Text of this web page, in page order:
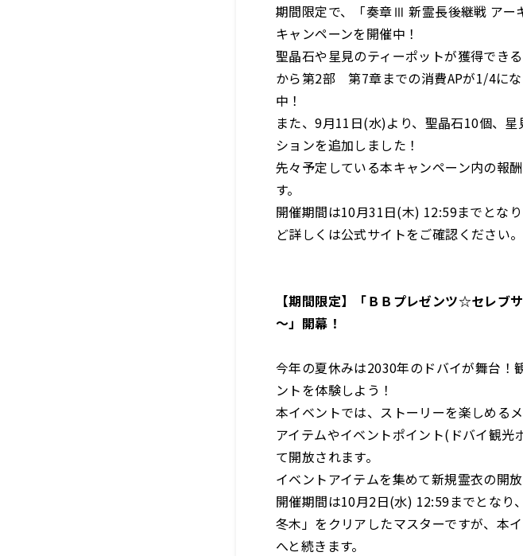
期間限定で、「奏章Ⅲ 新霊長後継戦 アー
キャンペーンを開催中！
聖晶石や星見のティーポットが獲得でき
から第2部 第7章までの消費APが1/4に
中！
また、9月11日(水)より、聖晶石10個、
ションを追加しました！
先々予定している本キャンペーン内の報
す。
開催期間は10月31日(木) 12:59までとな
ど詳しくは公式サイトをご確認ください。
【期間限定】「ＢＢプレゼンツ☆セレブ
～」開幕！
今年の夏休みは2030年のドバイが舞台！
ントを体験しよう！
本イベントでは、ストーリーを楽しめる
アイテムやイベントポイント(ドバイ観
て開放されます。
イベントアイテムを集めて新規霊衣の開
開催期間は10月2日(水) 12:59までとなり
冬木」をクリアしたマスターですが、本
へと続きます。